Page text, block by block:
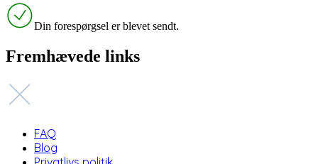
Din forespørgsel er blevet sendt.
Fremhævede links
FAQ
Blog